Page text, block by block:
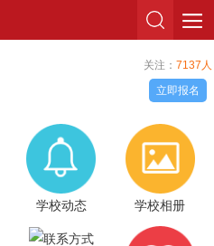
关注： 7137人
立即报名
学校动态 学校相册